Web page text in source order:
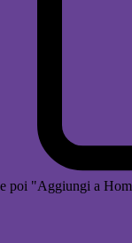
e poi "Aggiungi a